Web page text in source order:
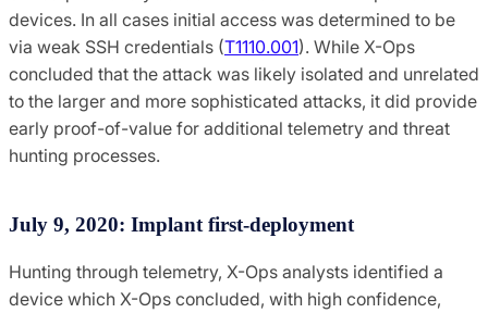
devices. In all cases initial access was determined to be
via weak SSH credentials (T1110.001). While X-Ops
concluded that the attack was likely isolated and unrelated
to the larger and more sophisticated attacks, it did provide
early proof-of-value for additional telemetry and threat
hunting processes.
July 9, 2020: Implant first-deployment
Hunting through telemetry, X-Ops analysts identified a
device which X-Ops concluded, with high confidence,